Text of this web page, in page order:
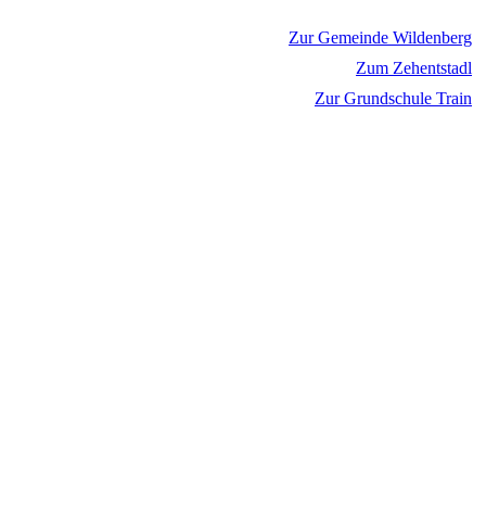
Zur Gemeinde Wildenberg
Zum Zehentstadl
Zur Grundschule Train